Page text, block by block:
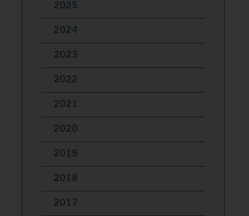
2025
2024
2023
2022
2021
2020
2019
2018
2017